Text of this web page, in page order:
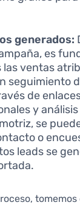
generados:
es
ventas
seguimiento
de
y
se
o
leads se
tomemos